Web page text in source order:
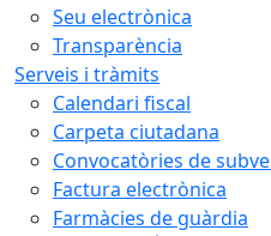
Seu electrònica
Transparència
Serveis i tràmits
Calendari fiscal
Carpeta ciutadana
Convocatòries de
Factura electrònica
Farmàcies de guàrdia